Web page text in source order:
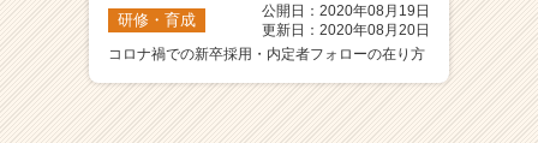
研修・育成
公開日：2020年08月19日
更新日：2020年08月20日
コロナ禍での新卒採用・内定者フォローの在り方